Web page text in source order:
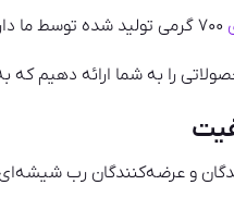
را به شما ارائه دهیم که